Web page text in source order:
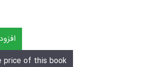
price of this book